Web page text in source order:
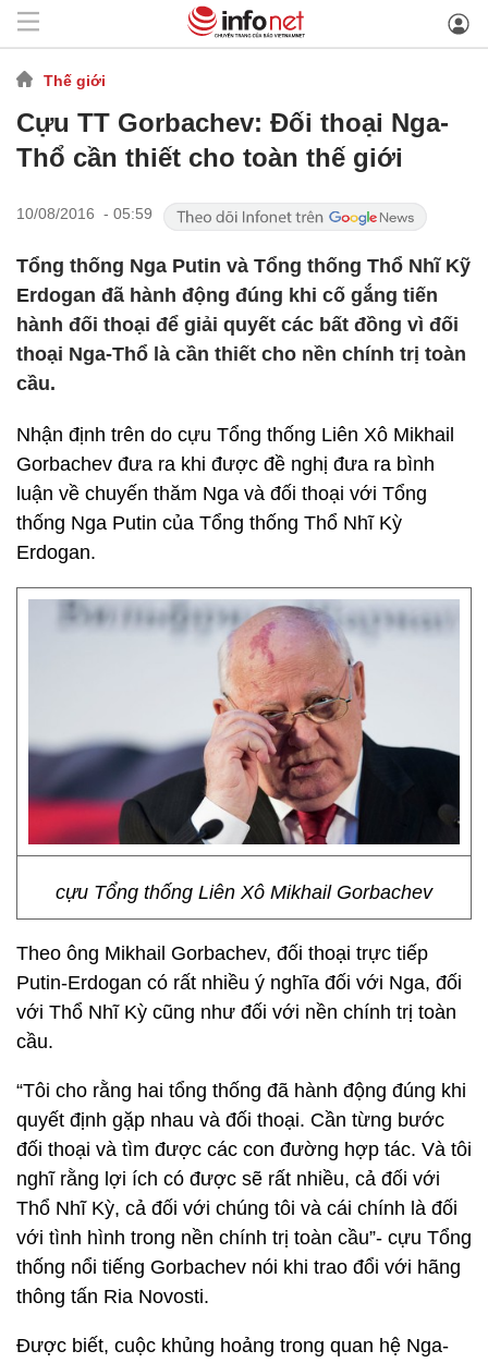
Thế giới
Cựu TT Gorbachev: Đối thoại Nga-
Thổ cần thiết cho toàn thế giới
10/08/2016 - 05:59
Tổng thống Nga Putin và Tổng thống Thổ Nhĩ Kỹ
Erdogan đã hành động đúng khi cố gắng tiến
hành đối thoại để giải quyết các bất đồng vì đối
thoại Nga-Thổ là cần thiết cho nền chính trị toàn
cầu.
Nhận định trên do cựu Tổng thống Liên Xô Mikhail
Gorbachev đưa ra khi được đề nghị đưa ra bình
luận về chuyến thăm Nga và đối thoại với Tổng
thống Nga Putin của Tổng thống Thổ Nhĩ Kỳ
Erdogan.
cựu Tổng thống Liên Xô Mikhail Gorbachev
Theo ông Mikhail Gorbachev, đối thoại trực tiếp
Putin-Erdogan có rất nhiều ý nghĩa đối với Nga, đối
với Thổ Nhĩ Kỳ cũng như đối với nền chính trị toàn
cầu.
“Tôi cho rằng hai tổng thống đã hành động đúng khi
quyết định gặp nhau và đối thoại. Cần từng bước
đối thoại và tìm được các con đường hợp tác. Và tôi
nghĩ rằng lợi ích có được sẽ rất nhiều, cả đối với
Thổ Nhĩ Kỳ, cả đối với chúng tôi và cái chính là đối
với tình hình trong nền chính trị toàn cầu”- cựu Tổng
thống nổi tiếng Gorbachev nói khi trao đổi với hãng
thông tấn Ria Novosti.
Được biết, cuộc khủng hoảng trong quan hệ Nga-